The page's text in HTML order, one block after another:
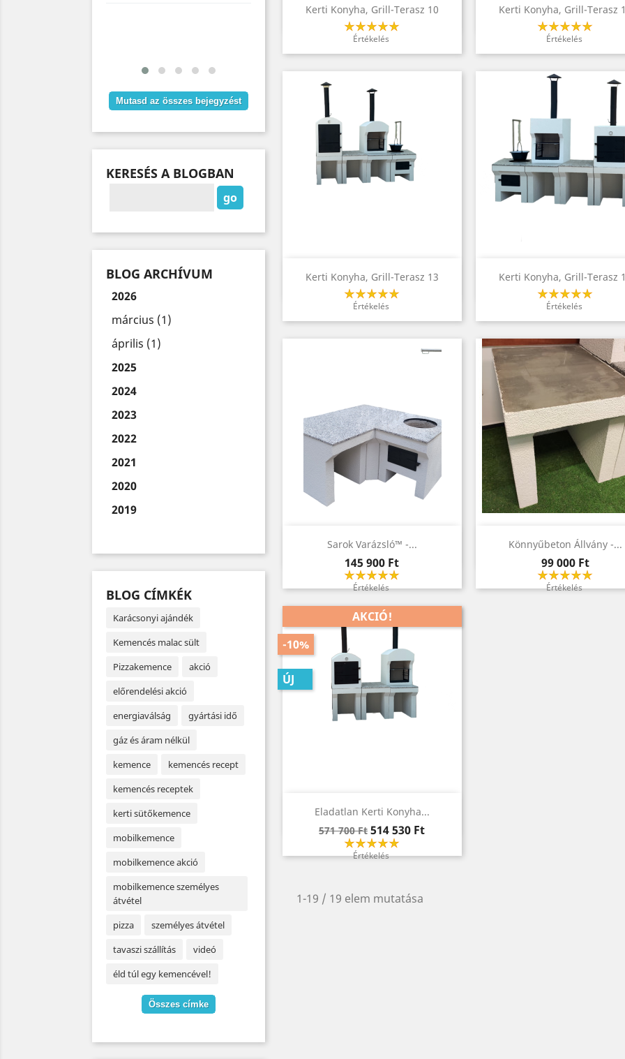
(0)
Mutasd az összes bejegyzést
KERESÉS A BLOGBAN
BLOG ARCHÍVUM
2026
március (1)
április (1)
2025
2024
2023
2022
2021
2020
2019
BLOG CÍMKÉK
Karácsonyi ajándék
Kemencés malac sült
Pizzakemence
akció
előrendelési akció
energiaválság
gyártási idő
gáz és áram nélkül
kemence
kemencés recept
kemencés receptek
kerti sütőkemence
mobilkemence
mobilkemence akció
mobilkemence személyes
átvétel
pizza
személyes átvétel
tavaszi szállítás
videó
éld túl egy kemencével!
Összes címke
Kerti Konyha, Grill-Terasz 10
Értékelés
Előnézet Kerti Konyha, Grill-Terasz
Értékelés
Előnézet
Kerti Konyha, Grill-Terasz 13
Értékelés
Előnézet Kerti Konyha, Grill-Terasz
Értékelés
Előnézet
Sarok Varázsló™ -...
Ár
145 900 Ft
Értékelés
Előnézet Könnyűbeton Állvány -...
Ár
99 000 Ft
Értékelés
Előnézet
Eladatlan Kerti Konyha...
Regular
price
571 700 Ft
-10%
Ár
514 530 Ft
Értékelés
AKCIÓ!
ÚJ
Előnézet
1-19 / 19 elem mutatása